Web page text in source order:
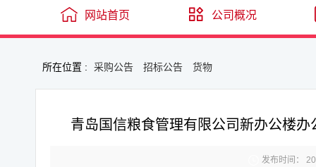
网站首页 公司概况
所在位置 : 采购公告 招标公告 货物
青岛国信粮食管理有限公司新办公楼
发布时间：